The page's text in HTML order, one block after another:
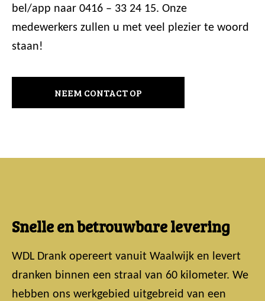
bel/app naar 0416 – 33 24 15. Onze
medewerkers zullen u met veel plezier te woord
staan!
NEEM CONTACT OP
Snelle en betrouwbare levering
WDL Drank opereert vanuit Waalwijk en levert
dranken binnen een straal van 60 kilometer. We
hebben ons werkgebied uitgebreid van een